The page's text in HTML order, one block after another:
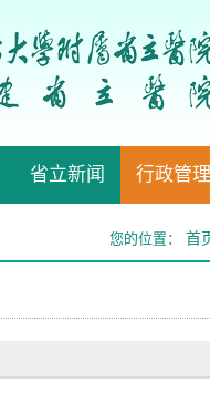
省立新闻 行政管理
您的位置： 首